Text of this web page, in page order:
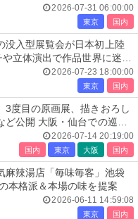
2026-07-31 06:00:00
東京 国内
没入型展覧会が日本初上陸
立体演出で作品世界に迷い
2026-07-23 18:00:00
東京 国内
3度目の原画展、描きおろし
ど公開 大阪・仙台での巡回
2026-07-14 20:19:00
国内 東京 大阪 国内
麻辣湯店「毎味毎客」池袋
本格派＆本場の味を提案
2026-06-11 14:59:08
東京 国内